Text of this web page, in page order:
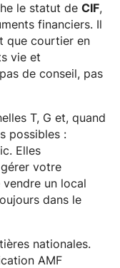
le statut de CIF,
financiers. Il
que courtier en
vie et
de conseil, pas
T, G et, quand
possibles :
Elles
votre
vendre un local
dans le
nationales.
AMF